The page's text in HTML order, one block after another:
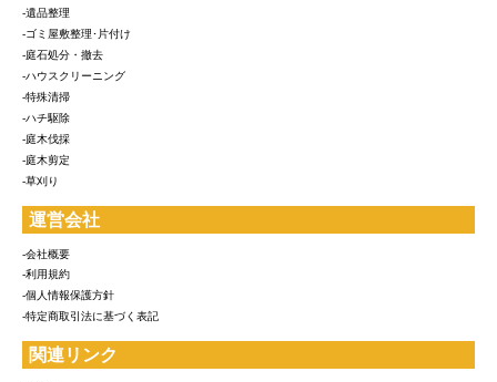
-遺品整理
-ゴミ屋敷整理･片付け
-庭石処分・撤去
-ハウスクリーニング
-特殊清掃
-ハチ駆除
-庭木伐採
-庭木剪定
-草刈り
運営会社
-会社概要
-利用規約
-個人情報保護方針
-特定商取引法に基づく表記
関連リンク